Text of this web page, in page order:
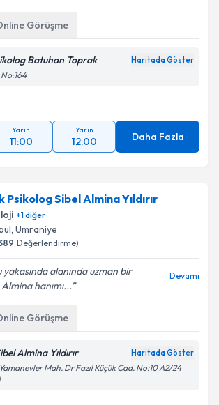
Görüşme
Batuhan Toprak Haritada Göster
Yarın
11:00
Yarın
12:00 Daha Fazla
Psikolog Sibel Almina Yıldırır
+1diğer
, Ümraniye
Değerlendirme)
alanında uzman bir
hanımı...
Devamı
Görüşme
Almina Yıldırır Haritada Göster
Mah. Dr Fazıl Küçük Cad. No:10 A2/24